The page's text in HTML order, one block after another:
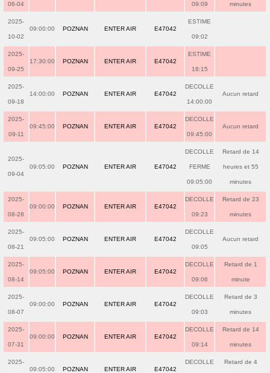
06-04 09:09 minutes
2025-
10-02
09:00:00 POZNAN ENTER AIR E47042
ESTIME
09:02
2025-
09-25
17:30:00 POZNAN ENTER AIR E47042
ESTIME
18:15
2025-
09-18
14:00:00 POZNAN ENTER AIR E47042
DECOLLE
14:00:00
Aucun retard
2025-
09-11
09:45:00 POZNAN ENTER AIR E47042
DECOLLE
09:45:00
Aucun retard
2025-
09-04
09:05:00 POZNAN ENTER AIR E47042
DECOLLE
FERME
09:05:00
Retard de 14
heures et 55
minutes
2025-
08-28
09:00:00 POZNAN ENTER AIR E47042
DECOLLE
09:23
Retard de 23
minutes
2025-
08-21
09:05:00 POZNAN ENTER AIR E47042
DECOLLE
09:05
Aucun retard
2025-
08-14
09:05:00 POZNAN ENTER AIR E47042
DECOLLE
09:06
Retard de 1
minute
2025-
08-07
09:00:00 POZNAN ENTER AIR E47042
DECOLLE
09:03
Retard de 3
minutes
2025-
07-31
09:00:00 POZNAN ENTER AIR E47042
DECOLLE
09:14
Retard de 14
minutes
2025-
09:05:00 POZNAN ENTER AIR E47042
DECOLLE Retard de 4